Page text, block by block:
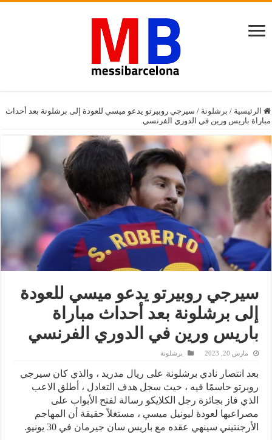
الرئيسية / برشلونة / سيرجي روبيرتو يدعو ميسي للعودة إلى برشلونة بعد أحداث
مباراة باريس ورين في الدوري الفرنسي
سيرجي روبيرتو يدعو ميسي للعودة
إلى برشلونة بعد أحداث مباراة
باريس ورين في الدوري الفرنسي
مارس 20, 2023 برشلونة
بعد انتصار نادي برشلونة على ريال مدريد ، والذي كان سيرجي
روبرتو حاسمًا فيه ، حيث سجل هدف التعادل ، أطلق الاعب
الذي فاز بجائزة رجل الكلايكو رسالة لفتح الأبواب على
مصراعيها لعودة ليونيل ميسي ، مستغلاً حقيقة أن المهاجم
الأرجنتيني سينهي عقده مع باريس سان جيرمان في 30 يونيو.